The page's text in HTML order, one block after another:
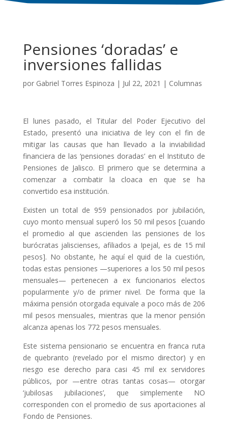
Pensiones ‘doradas’ e
inversiones fallidas
por Gabriel Torres Espinoza | Jul 22, 2021 | Columnas
El lunes pasado, el Titular del Poder Ejecutivo del
Estado, presentó una iniciativa de ley con el fin de
mitigar las causas que han llevado a la inviabilidad
financiera de las ‘pensiones doradas’ en el Instituto de
Pensiones de Jalisco. El primero que se determina a
comenzar a combatir la cloaca en que se ha
convertido esa institución.
Existen un total de 959 pensionados por jubilación,
cuyo monto mensual superó los 50 mil pesos [cuando
el promedio al que ascienden las pensiones de los
burócratas jaliscienses, afiliados a Ipejal, es de 15 mil
pesos]. No obstante, he aquí el quid de la cuestión,
todas estas pensiones —superiores a los 50 mil pesos
mensuales— pertenecen a ex funcionarios electos
popularmente y/o de primer nivel. De forma que la
máxima pensión otorgada equivale a poco más de 206
mil pesos mensuales, mientras que la menor pensión
alcanza apenas los 772 pesos mensuales.
Este sistema pensionario se encuentra en franca ruta
de quebranto (revelado por el mismo director) y en
riesgo ese derecho para casi 45 mil ex servidores
públicos, por —entre otras tantas cosas— otorgar
‘jubilosas jubilaciones’, que simplemente NO
corresponden con el promedio de sus aportaciones al
Fondo de Pensiones.